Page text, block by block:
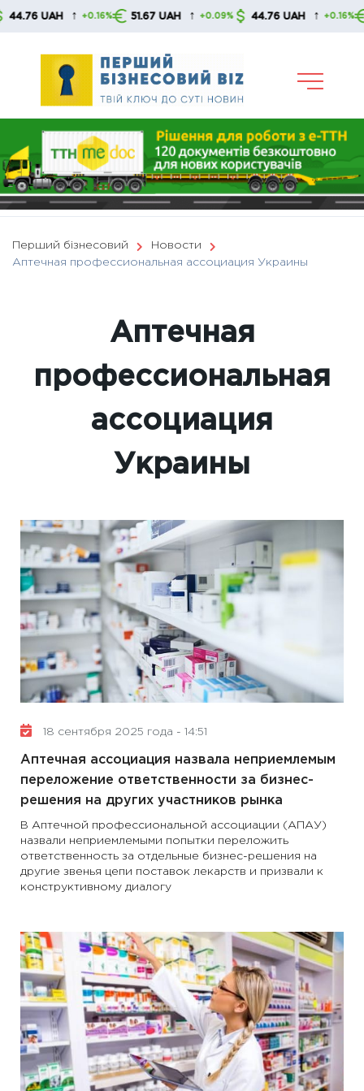
Skip
↑ +0.16% 51.67 UAH ↑ +0.09% 44.76 UAH ↑ +0.16% 51.67
Перший бізнесовий
Новости
Аптечная профессиональная ассоциация Украины
Аптечная
профессиональная
ассоциация
Украины
18 сентября 2025 года - 14:51
Аптечная ассоциация назвала неприемлемым
переложение ответственности за бизнес-
решения на других участников рынка
В Аптечной профессиональной ассоциации (АПАУ)
назвали неприемлемыми попытки переложить
ответственность за отдельные бизнес-решения на
другие звенья цепи поставок лекарств и призвали к
конструктивному диалогу